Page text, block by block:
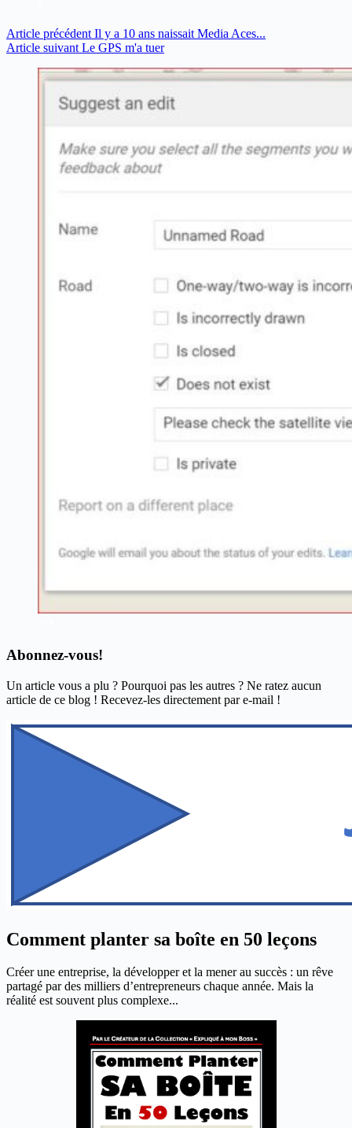
Article précédent Il y a 10 ans naissait Media Aces...
Article suivant Le GPS m'a tuer
Abonnez-vous!
Un article vous a plu ? Pourquoi pas les autres ? Ne ratez aucun
article de ce blog ! Recevez-les directement par e-mail !
Comment planter sa boîte en 50 leçons
Créer une entreprise, la développer et la mener au succès : un rêve
partagé par des milliers d’entrepreneurs chaque année. Mais la
réalité est souvent plus complexe...